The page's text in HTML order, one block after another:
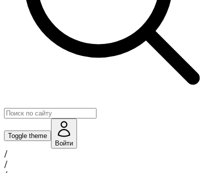
Toggle theme
Войти
/
/